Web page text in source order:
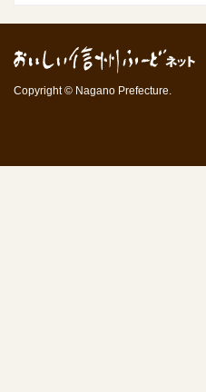
Copyright © Nagano Prefecture.